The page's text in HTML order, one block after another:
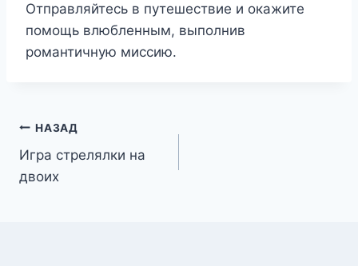
Отправляйтесь в путешествие и окажите
помощь влюбленным, выполнив
романтичную миссию.
Навигация
по
НАЗАД
Игра стрелялки на
двоих